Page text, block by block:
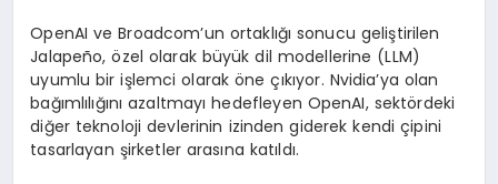
OpenAI ve Broadcom’un ortaklığı sonucu geliştirilen
Jalapeño, özel olarak büyük dil modellerine (LLM)
uyumlu bir işlemci olarak öne çıkıyor. Nvidia’ya olan
bağımlılığını azaltmayı hedefleyen OpenAI, sektördeki
diğer teknoloji devlerinin izinden giderek kendi çipini
tasarlayan şirketler arasına katıldı.